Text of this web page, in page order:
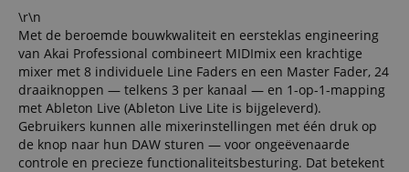
\r\n
Met de beroemde bouwkwaliteit en eersteklas engineering
van Akai Professional combineert MIDImix een krachtige
mixer met 8 individuele Line Faders en een Master Fader, 24
draaiknoppen — telkens 3 per kanaal — en 1-op-1-mapping
met Ableton Live (Ableton Live Lite is bijgeleverd).
Gebruikers kunnen alle mixerinstellingen met één druk op
de knop naar hun DAW sturen — voor ongeëvenaarde
controle en precieze functionaliteitsbesturing. Dat betekent